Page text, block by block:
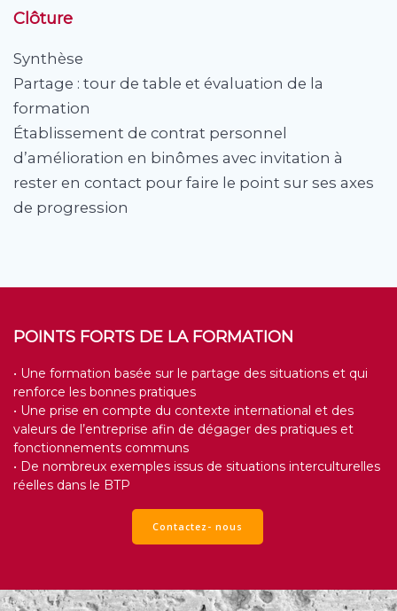
Clôture
Synthèse
Partage : tour de table et évaluation de la
formation
Établissement de contrat personnel
d’amélioration en binômes avec invitation à
rester en contact pour faire le point sur ses axes
de progression
POINTS FORTS DE LA FORMATION
• Une formation basée sur le partage des situations et qui
renforce les bonnes pratiques
• Une prise en compte du contexte international et des
valeurs de l’entreprise afin de dégager des pratiques et
fonctionnements communs
• De nombreux exemples issus de situations interculturelles
réelles dans le BTP
Contactez- nous